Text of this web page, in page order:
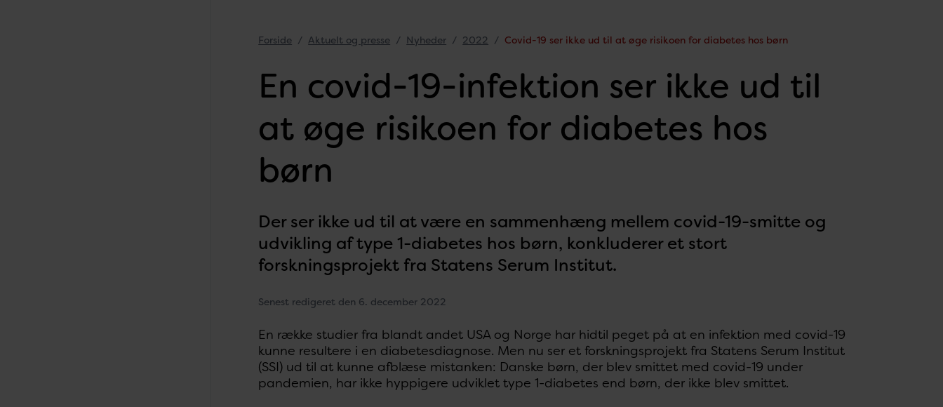
Forside Aktuelt og presse Nyheder 2022 Covid-19 ser ikke ud til at øge risikoen for diabetes hos børn
En covid-19-infektion ser ikke ud til
at øge risikoen for diabetes hos
børn
Der ser ikke ud til at være en sammenhæng mellem covid-19-smitte og
udvikling af type 1-diabetes hos børn, konkluderer et stort
forskningsprojekt fra Statens Serum Institut.
Senest redigeret den 6. december 2022
En række studier fra blandt andet USA og Norge har hidtil peget på at en infektion med covid-19
kunne resultere i en diabetesdiagnose. Men nu ser et forskningsprojekt fra Statens Serum Institut
(SSI) ud til at kunne afblæse mistanken: Danske børn, der blev smittet med covid-19 under
pandemien, har ikke hyppigere udviklet type 1-diabetes end børn, der ikke blev smittet.